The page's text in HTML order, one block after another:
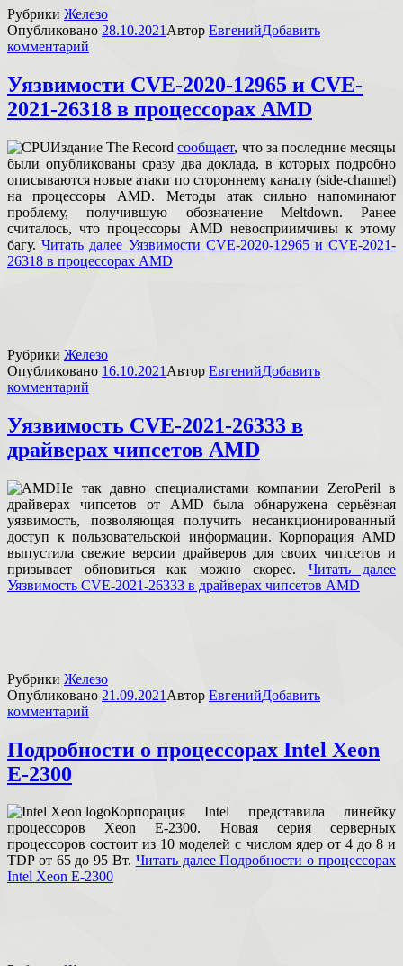
Рубрики Железо
Опубликовано 28.10.2021 Автор ЕвгенийДобавить
комментарий
Уязвимости CVE-2020-12965 и CVE-
2021-26318 в процессорах AMD
Издание The Recordсообщает, что за последние месяцы
были опубликованы сразу два доклада, в которых подробно
описываются новые ата­ки по сто­рон­нему каналу (side-channel)
на процессоры AMD. Методы атак сильно напоминают
проблему, получившую обозначение Meltdown. Ранее
считалось, что процессоры AMD невосприимчивы к этому
багу.Читать далее Уязвимости CVE-2020-12965 и CVE-2021-
26318 в процессорах AMD
Рубрики Железо
Опубликовано 16.10.2021 Автор ЕвгенийДобавить
комментарий
Уязвимость CVE-2021-26333 в
драйверах чипсетов AMD
Не так давно специалистами компании ZeroPeril в
драйверах чипсетов от AMD была обнаружена серьёзная
уязвимость, позволяющая получить несанкционированный
доступ к пользовательской информации. Корпорация AMD
выпустила свежие версии драйверов для своих чипсетов и
призывает обновиться как можно скорее. Читать далее
Уязвимость CVE-2021-26333 в драйверах чипсетов AMD
Рубрики Железо
Опубликовано 21.09.2021 Автор ЕвгенийДобавить
комментарий
Подробности о процессорах Intel Xeon
E-2300
Корпорация Intel представила линейку
процессоров Xeon E-2300. Новая серия серверных
процессоров состоит из 10 моделей с числом ядер от 4 до 8 и
TDP от 65 до 95 Вт. Читать далееПодробности о процессорах
Intel Xeon E-2300